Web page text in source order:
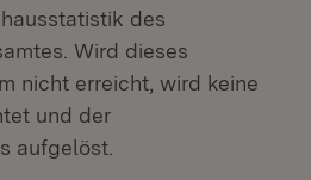
des
Wird dieses
nicht erreicht, wird keine
und der
aufgelöst.